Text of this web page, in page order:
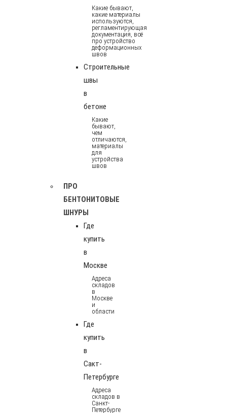
Какие бывают,
какие материалы
используются,
регламентирующая
документация, всё
про устройство
деформационных
швов
Строительные
швы
в
бетоне
Какие
бывают,
чем
отличаются,
материалы
для
устройства
швов
ПРО
БЕНТОНИТОВЫЕ
ШНУРЫ
Где
купить
в
Москве
Адреса
складов
в
Москве
и
области
Где
купить
в
Сакт-
Петербурге
Адреса
складов в
Санкт-
Петербурге